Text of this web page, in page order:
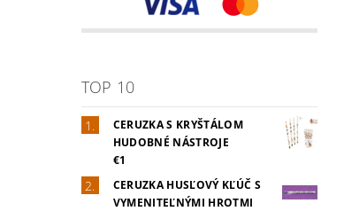
TOP 10
CERUZKA S KRYŠTÁLOM
HUDOBNÉ NÁSTROJE
€1
CERUZKA HUSĽOVÝ KĽÚČ S
VYMENITEĽNÝMI HROTMI